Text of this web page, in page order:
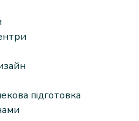
підготовка